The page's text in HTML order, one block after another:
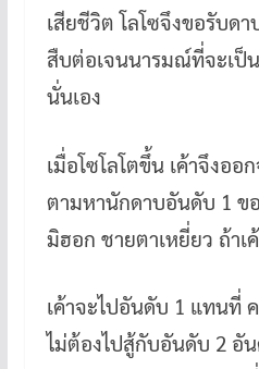
เสียชีวิต โลโซจึงขอรับด
สืบต่อเจนนารมณ์ที่จะเป็
นั่นเอง
เมื่อโซโลโตขึ้น เค้าจึงออ
ตามหานักดาบอันดับ 1 ข
มิฮอก ชายตาเหยี่ยว ถ้าเ
เค้าจะไปอันดับ 1 แทนที่
ไม่ต้องไปสู้กับอันดับ 2 อัน